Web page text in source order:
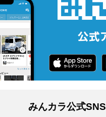
みんカラ公式SNS